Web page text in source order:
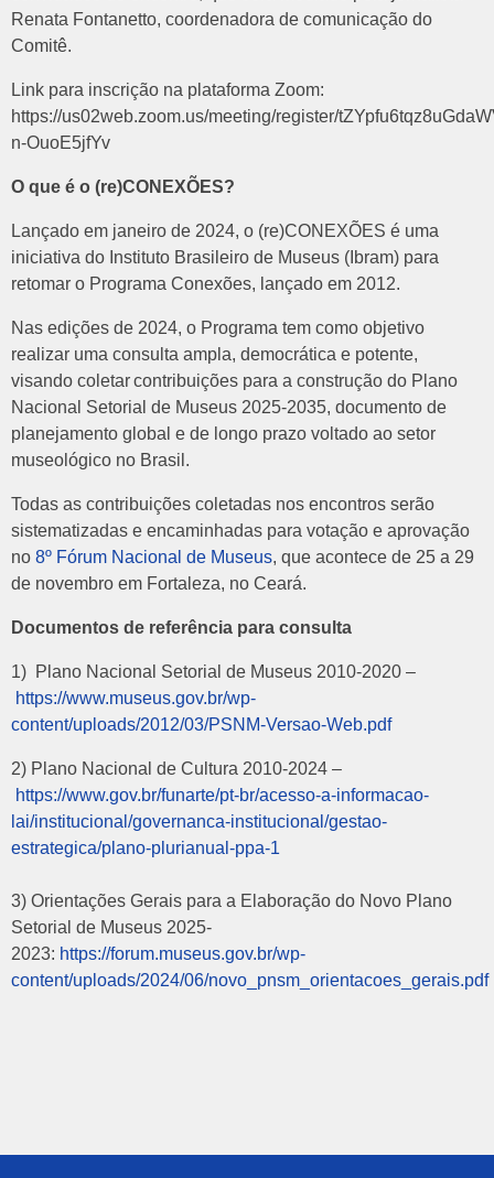
Renata Fontanetto, coordenadora de comunicação do
Comitê.
Link para inscrição na plataforma Zoom:
https://us02web.zoom.us/meeting/register/
n-OuoE5jfYv
O que é o (re)CONEXÕES?
Lançado em janeiro de 2024, o (re)CONEXÕES é uma
iniciativa do Instituto Brasileiro de Museus (Ibram) para
retomar o Programa Conexões, lançado em 2012.
Nas edições de 2024, o Programa tem como objetivo
realizar uma consulta ampla, democrática e potente,
visando coletar contribuições para a construção do Plano
Nacional Setorial de Museus 2025-2035, documento de
planejamento global e de longo prazo voltado ao setor
museológico no Brasil.
Todas as contribuições coletadas nos encontros serão
sistematizadas e encaminhadas para votação e aprovação
no 8º Fórum Nacional de Museus, que acontece de 25 a 29
de novembro em Fortaleza, no Ceará.
Documentos de referência para consulta
1) Plano Nacional Setorial de Museus 2010-2020 –
https://www.museus.gov.br/wp-
content/uploads/2012/03/PSNM-Versao-Web.pdf
2) Plano Nacional de Cultura 2010-2024 –
https://www.gov.br/funarte/pt-br/acesso-a-informacao-
lai/institucional/governanca-institucional/gestao-
estrategica/plano-plurianual-ppa-1
3) Orientações Gerais para a Elaboração do Novo Plano
Setorial de Museus 2025-
2023: https://forum.museus.gov.br/wp-
content/uploads/2024/06/novo_pnsm_orientacoes_gerais.pdf